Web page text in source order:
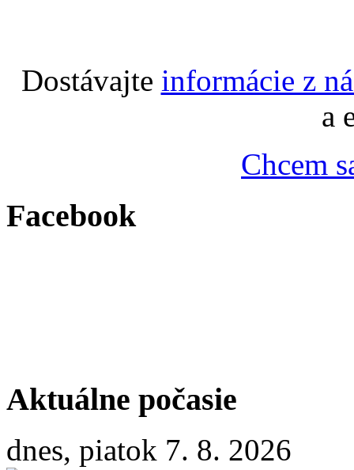
Dostávajte informácie z
a
Chcem
Facebook
Aktuálne počasie
dnes, piatok 7. 8. 2026